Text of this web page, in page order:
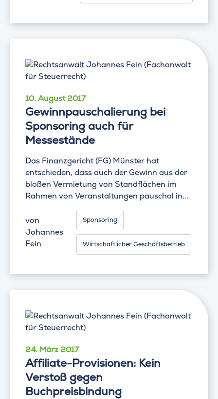
10. August 2017
Gewinnpauschalierung bei
Sponsoring auch für
Messestände
Das Finanzgericht (FG) Münster hat
entschieden, dass auch der Gewinn aus der
bloßen Vermietung von Standflächen im
Rahmen von Veranstaltungen pauschal in...
von
Johannes
Fein
Sponsoring
Wirtschaftlicher Geschäftsbetrieb
24. März 2017
Affiliate-Provisionen: Kein
Verstoß gegen
Buchpreisbindung